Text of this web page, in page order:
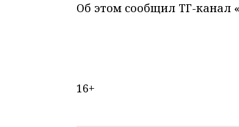
Об этом сообщил ТГ-канал
16+